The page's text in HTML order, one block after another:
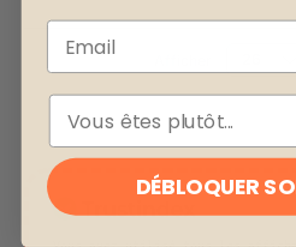
DÉBLOQUER